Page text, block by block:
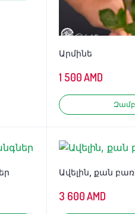
Արմինե
1 500AMD
Ավելին, քան
3 600AMD